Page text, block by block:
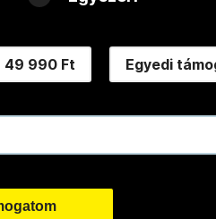
49 990 Ft Egyedi